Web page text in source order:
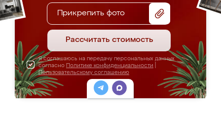
Прикрепить фото
Рассчитать стоимость
Я соглашаюсь на передачу персональных данных
согласно Политике конфиденциальности
Пользовательскому соглашению